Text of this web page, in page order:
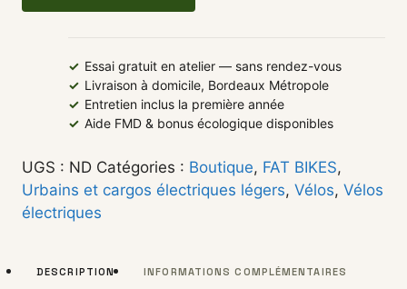
✓ Essai gratuit en atelier — sans rendez-vous
✓ Livraison à domicile, Bordeaux Métropole
✓ Entretien inclus la première année
✓ Aide FMD & bonus écologique disponibles
UGS : ND Catégories : Boutique, FAT BIKES,
Urbains et cargos électriques légers, Vélos, Vélos
électriques
DESCRIPTION INFORMATIONS COMPLÉMENTAIRES